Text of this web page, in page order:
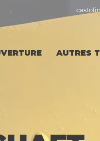
AUTRES